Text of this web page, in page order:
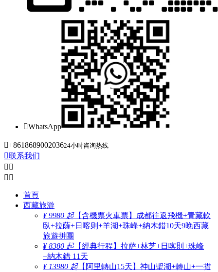
WhatsApp
+861868900203624小时咨询热线
联系我们
 
 
首頁
西藏旅游
¥ 9980 起【含機票火車票】成都往返飛機+青藏軟
臥+拉薩+日喀则+羊湖+珠峰+納木錯10天9晚西藏
旅遊拼團
¥ 8380 起【經典行程】拉萨+林芝+日喀則+珠峰
+納木錯 11天
¥ 13980 起【阿里轉山15天】神山聖湖+轉山+一措